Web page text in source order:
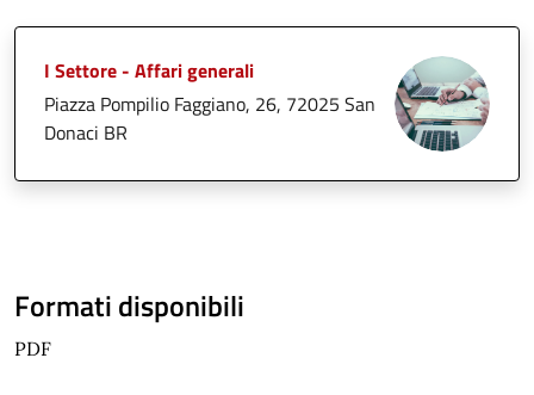
I Settore - Affari generali
Piazza Pompilio Faggiano, 26, 72025 San
Donaci BR
Formati disponibili
PDF